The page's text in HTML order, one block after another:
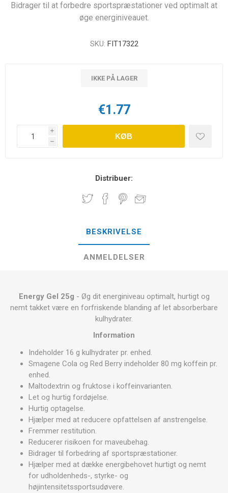
Bidrager til at forbedre sportspræstationer ved optimalt at
øge energiniveauet.
SKU: FIT17322
IKKE PÅ LAGER
€1.77
i
h
KØB
Distribuer:
BESKRIVELSE
ANMELDELSER
Energy Gel 25g - Øg dit energiniveau optimalt, hurtigt og
nemt takket være en forfriskende blanding af let absorberbare
kulhydrater.
Information
Indeholder 16 g kulhydrater pr. enhed.
Smagene Cola og Red Berry indeholder 80 mg koffein pr.
enhed.
Maltodextrin og fruktose i koffeinvarianten.
Let og hurtig fordøjelse.
Hurtig optagelse.
Hjælper med at reducere opfattelsen af anstrengelse.
Fremmer restitution.
Reducerer risikoen for maveubehag.
Bidrager til forbedring af sportspræstationer.
Hjælper med at dække energibehovet hurtigt og nemt
for udholdenheds-, styrke- og
højintensitetssportsudøvere.